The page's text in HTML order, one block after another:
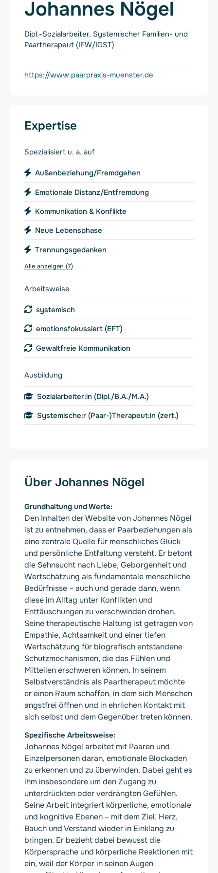
Johannes Nögel
Dipl.-Sozialarbeiter, Systemischer Familien- und
Paartherapeut (IFW/IGST)
https://www.paarpraxis-muenster.de
Expertise
Spezialisiert u. a. auf
Außenbeziehung/Fremdgehen
Emotionale Distanz/Entfremdung
Kommunikation & Konflikte
Neue Lebensphase
Trennungsgedanken
Alle anzeigen (7)
Arbeitsweise
systemisch
emotionsfokussiert (EFT)
Gewaltfreie Kommunikation
Ausbildung
Sozialarbeiter:in (Dipl./B.A./M.A.)
Systemische:r (Paar-)Therapeut:in (zert.)
Über Johannes Nögel
Grundhaltung und Werte
Den Inhalten der Website von Johannes Nögel
ist zu entnehmen, dass er Paarbeziehungen als
eine zentrale Quelle für menschliches Glück
und persönliche Entfaltung versteht. Er betont
die Sehnsucht nach Liebe, Geborgenheit und
Wertschätzung als fundamentale menschliche
Bedürfnisse – auch und gerade dann, wenn
diese im Alltag unter Konflikten und
Enttäuschungen zu verschwinden drohen.
Seine therapeutische Haltung ist getragen von
Empathie, Achtsamkeit und einer tiefen
Wertschätzung für biografisch entstandene
Schutzmechanismen, die das Fühlen und
Mitteilen erschweren können. In seinem
Selbstverständnis als Paartherapeut möchte
er einen Raum schaffen, in dem sich Menschen
angstfrei öffnen und in ehrlichen Kontakt mit
sich selbst und dem Gegenüber treten können.
Spezifische Arbeitsweise
Johannes Nögel arbeitet mit Paaren und
Einzelpersonen daran, emotionale Blockaden
zu erkennen und zu überwinden. Dabei geht es
ihm insbesondere um den Zugang zu
unterdrückten oder verdrängten Gefühlen.
Seine Arbeit integriert körperliche, emotionale
und kognitive Ebenen – mit dem Ziel, Herz,
Bauch und Verstand wieder in Einklang zu
bringen. Er bezieht dabei bewusst die
Körpersprache und körperliche Reaktionen mit
ein, weil der Körper in seinen Augen